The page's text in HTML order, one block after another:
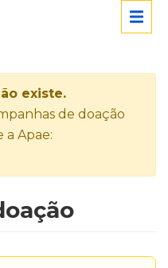
existe.
de doação
a Apae: